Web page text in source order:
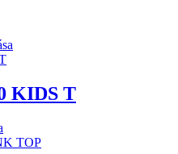
több
variációja
változatok
KIDS T
a